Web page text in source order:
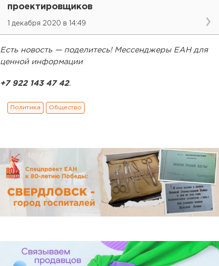
проектировщиков
1 декабря 2020 в 14:49
Есть новость — поделитесь! Мессенджеры ЕАН для
ценной информации
+7 922 143 47 42.
Политика Общество